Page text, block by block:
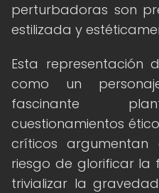
perturbadoras son
estilizada y
Esta representación
como un
fascinante
cuestionamientos
críticos
riesgo de glorificar la
trivializar la